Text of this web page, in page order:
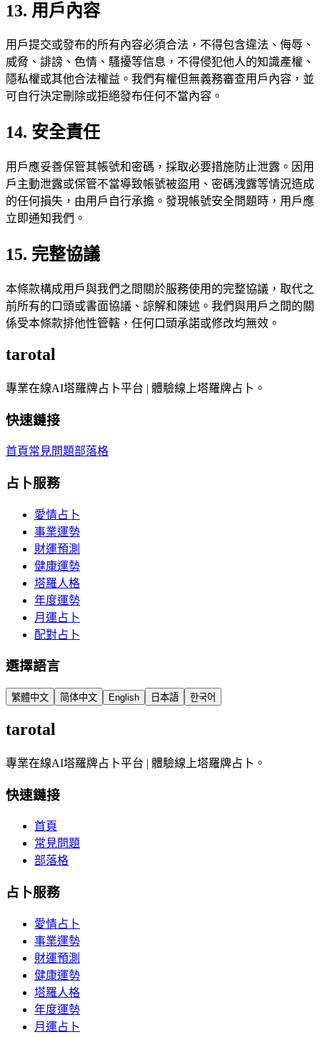
13. 用戶內容
用戶提交或發布的所有內容必須合法，不得包含違法、侮辱、
威脅、誹謗、色情、騷擾等信息，不得侵犯他人的知識產權、
隱私權或其他合法權益。我們有權但無義務審查用戶內容，並
可自行決定刪除或拒絕發布任何不當內容。
14. 安全責任
用戶應妥善保管其帳號和密碼，採取必要措施防止泄露。因用
戶主動泄露或保管不當導致帳號被盜用、密碼洩露等情況造成
的任何損失，由用戶自行承擔。發現帳號安全問題時，用戶應
立即通知我們。
15. 完整協議
本條款構成用戶與我們之間關於服務使用的完整協議，取代之
前所有的口頭或書面協議、諒解和陳述。我們與用戶之間的關
係受本條款排他性管轄，任何口頭承諾或修改均無效。
tarotal
專業在線AI塔羅牌占卜平台 | 體驗線上塔羅牌占卜。
快速鏈接
首頁常見問題部落格
占卜服務
愛情占卜
事業運勢
財運預測
健康運勢
塔羅人格
年度運勢
月運占卜
配對占卜
選擇語言
繁體中文 简体中文 English 日本語 한국어
tarotal
專業在線AI塔羅牌占卜平台 | 體驗線上塔羅牌占卜。
快速鏈接
首頁
常見問題
部落格
占卜服務
愛情占卜
事業運勢
財運預測
健康運勢
塔羅人格
年度運勢
月運占卜